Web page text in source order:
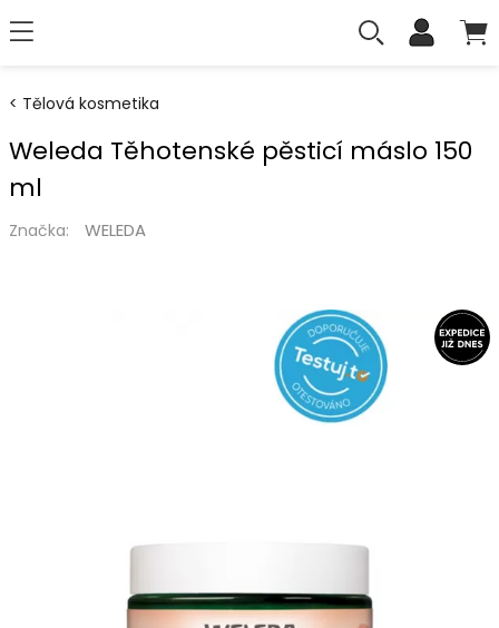
Tělová kosmetika
Weleda Těhotenské pěsticí máslo 150
ml
Značka: WELEDA